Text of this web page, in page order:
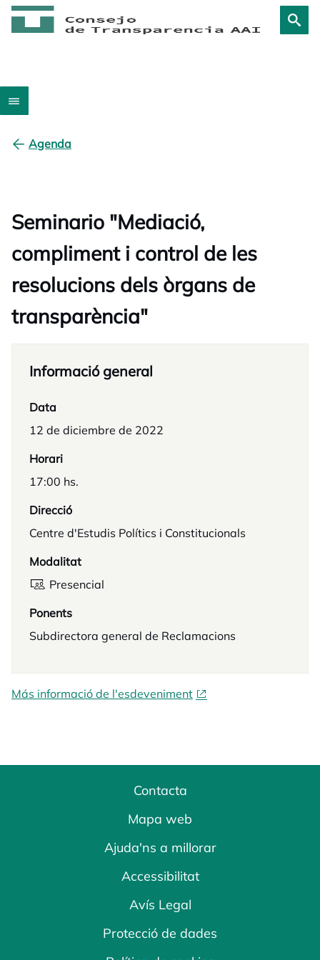
Agenda
Seminario "Mediació,
compliment i control de les
resolucions dels òrgans de
transparència"
Informació general
Data
12 de diciembre de 2022
Horari
17:00 hs.
Direcció
Centre d'Estudis Polítics i Constitucionals
Modalitat
Presencial
Ponents
Subdirectora general de Reclamacions
Más informació de l'esdeveniment
Contacta
Mapa web
Ajuda'ns a millorar
Accessibilitat
Avís Legal
Protecció de dades